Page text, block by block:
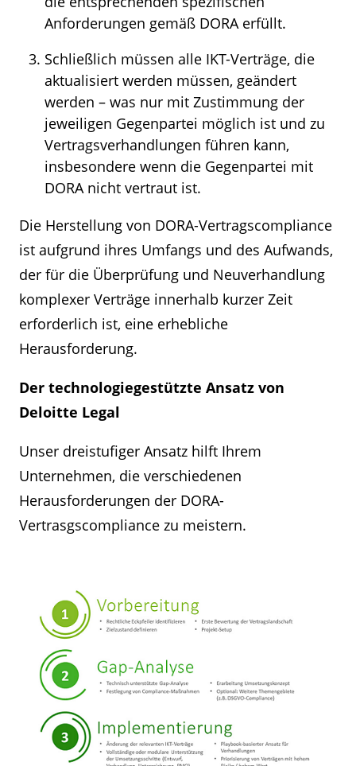
Anforderungen gemäß DORA erfüllt.
Schließlich müssen alle IKT-Verträge, die
aktualisiert werden müssen, geändert
werden – was nur mit Zustimmung der
jeweiligen Gegenpartei möglich ist und zu
Vertragsverhandlungen führen kann,
insbesondere wenn die Gegenpartei mit
DORA nicht vertraut ist.
Die Herstellung von DORA-Vertragscompliance
ist aufgrund ihres Umfangs und des Aufwands,
der für die Überprüfung und Neuverhandlung
komplexer Verträge innerhalb kurzer Zeit
erforderlich ist, eine erhebliche
Herausforderung.
Der technologiegestützte Ansatz von
Deloitte Legal
Unser dreistufiger Ansatz hilft Ihrem
Unternehmen, die verschiedenen
Herausforderungen der DORA-
Vertrasgscompliance zu meistern.